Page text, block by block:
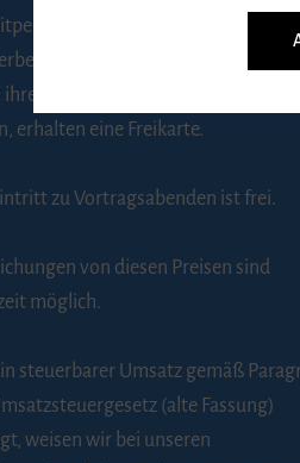
von Menschen mit
die das Merkzeichen
ihrem Schwerbehindertenausweis
erhalten eine Freikarte.
zu Vortragsabenden ist frei.
von diesen Preisen sind
möglich.
steuerbarer Umsatz gemäß
(alte Fassung)
weisen wir bei unseren